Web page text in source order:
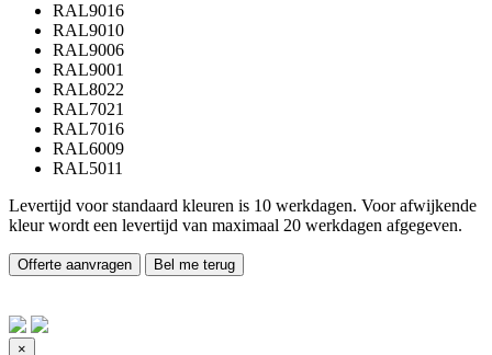
RAL9016
RAL9010
RAL9006
RAL9001
RAL8022
RAL7021
RAL7016
RAL6009
RAL5011
Levertijd voor standaard kleuren is 10 werkdagen. Voor afwijkende
kleur wordt een levertijd van maximaal 20 werkdagen afgegeven.
Offerte aanvragen Bel me terug
×